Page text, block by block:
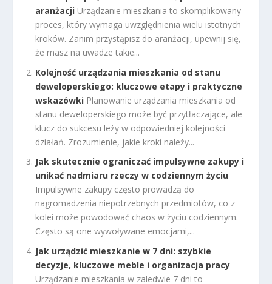
aranżacji Urządzanie mieszkania to skomplikowany
proces, który wymaga uwzględnienia wielu istotnych
kroków. Zanim przystąpisz do aranżacji, upewnij się,
że masz na uwadze takie...
Kolejność urządzania mieszkania od stanu
deweloperskiego: kluczowe etapy i praktyczne
wskazówki Planowanie urządzania mieszkania od
stanu deweloperskiego może być przytłaczające, ale
klucz do sukcesu leży w odpowiedniej kolejności
działań. Zrozumienie, jakie kroki należy...
Jak skutecznie ograniczać impulsywne zakupy i
unikać nadmiaru rzeczy w codziennym życiu
Impulsywne zakupy często prowadzą do
nagromadzenia niepotrzebnych przedmiotów, co z
kolei może powodować chaos w życiu codziennym.
Często są one wywoływane emocjami,...
Jak urządzić mieszkanie w 7 dni: szybkie
decyzje, kluczowe meble i organizacja pracy
Urządzanie mieszkania w zaledwie 7 dni to